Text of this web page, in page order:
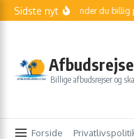
Fortsæt til indhold
Sidste nytSådan finder du billig
Billige afbudsrejser og
Forside